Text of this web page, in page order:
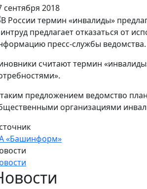
сентября 2018
предлагает отказаться от
пресс-службы ведомства.
считают термин
предложением ведомство
организациями
«Башинформ»